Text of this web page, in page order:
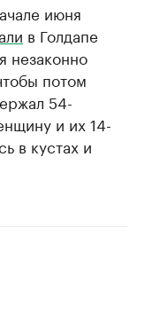
июня
в Голдапе
незаконно
потом
54-
и их 14-
в кустах и